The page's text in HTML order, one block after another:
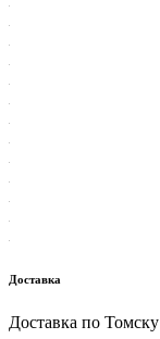
Доставка
Доставка по Томску